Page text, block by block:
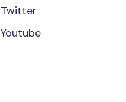
Twitter
Youtube